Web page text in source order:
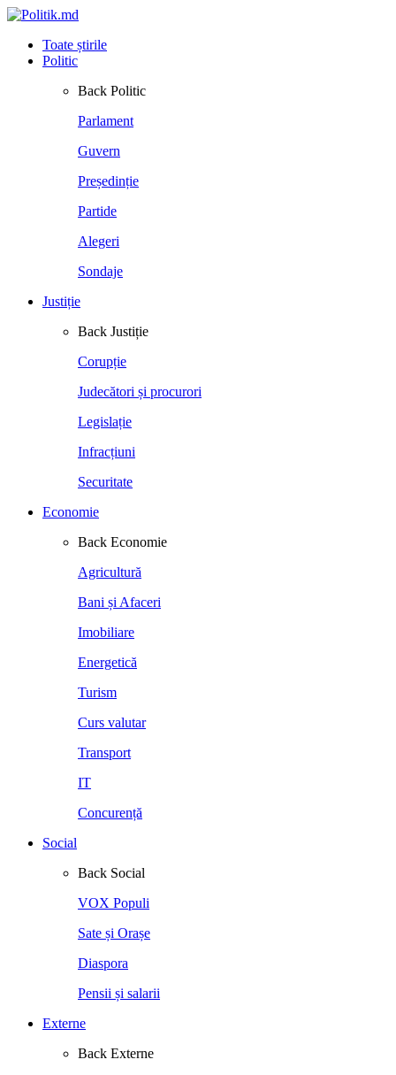
Toate știrile
Politic
Back Politic
Parlament
Guvern
Președinție
Partide
Alegeri
Sondaje
Justiție
Back Justiție
Corupție
Judecători și procurori
Legislație
Infracțiuni
Securitate
Economie
Back Economie
Agricultură
Bani și Afaceri
Imobiliare
Energetică
Turism
Curs valutar
Transport
IT
Concurență
Social
Back Social
VOX Populi
Sate și Orașe
Diaspora
Pensii și salarii
Externe
Back Externe